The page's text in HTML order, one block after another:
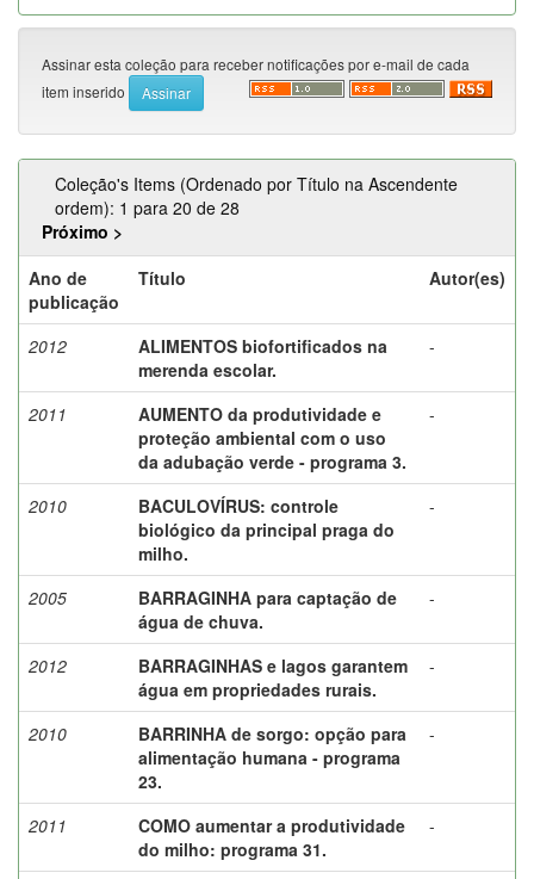
Assinar esta coleção para receber notificações por e-mail de cada
item inserido
Coleção's Items (Ordenado por Título na Ascendente
ordem): 1 para 20 de 28
Próximo >
Ano de
publicação
Título Autor(es)
2012
ALIMENTOS biofortificados na
merenda escolar.
-
2011
AUMENTO da produtividade e
proteção ambiental com o uso
da adubação verde - programa 3.
-
2010
BACULOVÍRUS: controle
biológico da principal praga do
milho.
-
2005
BARRAGINHA para captação de
água de chuva.
-
2012
BARRAGINHAS e lagos garantem
água em propriedades rurais.
-
2010
BARRINHA de sorgo: opção para
alimentação humana - programa
23.
-
2011
COMO aumentar a produtividade
do milho: programa 31.
-